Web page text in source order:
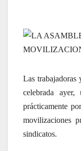
LA
Las trabajadoras
celebrada ayer,
prácticamente
movilizaciones
sindicatos.